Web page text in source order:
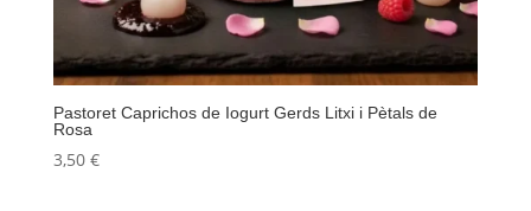
Pastoret Caprichos de Iogurt Gerds Litxi i Pètals de
Rosa
3,50 €